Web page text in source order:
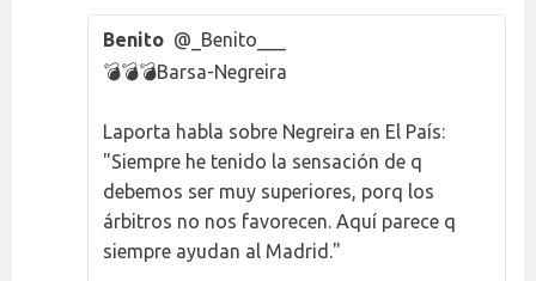
Benito @_Benito___
💣💣💣Barsa-Negreira
Laporta habla sobre Negreira en El País:
"Siempre he tenido la sensación de q
debemos ser muy superiores, porq los
árbitros no nos favorecen. Aquí parece q
siempre ayudan al Madrid."